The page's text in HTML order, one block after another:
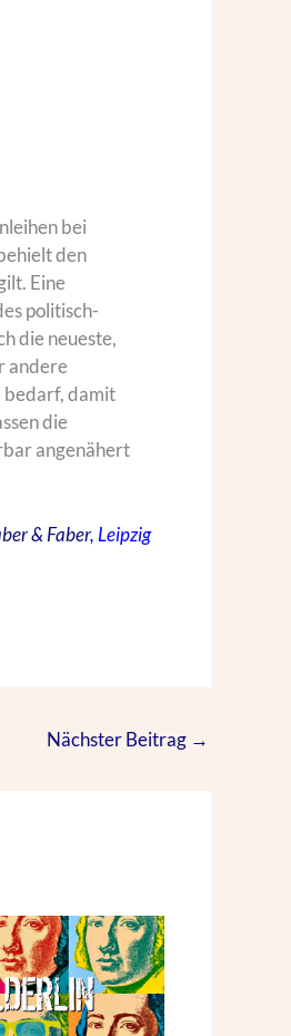
bei
den
Eine
politisch-
die neueste,
andere
bedarf, damit
die
angenähert
& Faber, Leipzig
Nächster Beitrag →